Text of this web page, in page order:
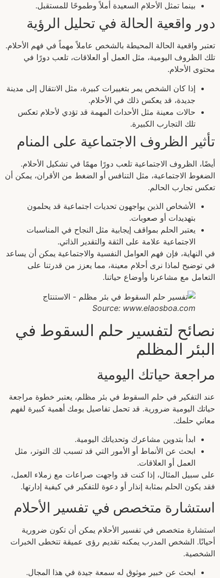
بينما تمثل الأحلام السعيدة أملاً وطموحًا للمستقبل.
دور واقعية الحالة في تحليل الرؤية
تعتبر واقعية الحالة المحيطة بالشخص عاملاً مهماً في فهم الأحلام.
تلك الظروف اليومية، مثل العمل أو العلاقات، تلعب دورًا في
محتوى الأحلام.
إذا كان الشخص يمر بتغييرات كبيرة، مثل الانتقال إلى مدينة
جديدة، قد يعكس ذلك في الأحلام.
حالات معينة مثل الأحداث المهمة قد تؤدي لأحلام تعكس
تلك التجارب الكبيرة.
تأثير الظروف الاجتماعية على المنام
أيضًا، الظروف الاجتماعية تلعب دورًا مهمًا في تشكيل الأحلام.
الضغوط الاجتماعية، مثل التنافس أو الضغط من الأقران، يمكن أن
تعكس تجارب الحالم.
الأشخاص الذين يواجهون تحديات اجتماعية قد يحلمون
بتهديدات أو صعوبات.
يعتبر الحلم بمواقف إيجابية مثل النجاح في المناسبات
الاجتماعية علامة على الثقة والتقدير الذاتي.
في النهاية، فإن فهم العوامل النفسية والاجتماعية يمكن أن يساعد
في توضيح لماذا نرى أحلام معينة، مما يعزز من قدرتنا على
التعامل مع مشاعرنا وأوضاع حياتنا.
Source: www.elaosboa.com
نصائح لتفسير حلم السقوط في
البئر المظلم
مراجعة حياتك اليومية
عند التفكير في حلم السقوط في بئر مظلم، يعتبر خطوة مراجعة
حياتك اليومية ضرورية. قد تحمل تفاصيل يومك أهمية كبيرة لفهم
معاني حلمك.
ابدأ بتدوين مشاعرك وتحدياتك اليومية.
ابحث عن الأنماط أو الأمور التي قد تسبب لك التوتر، مثل
العمل أو العلاقات.
على سبيل المثال، إذا كنت قد واجهت صراعات مع زملاء العمل،
فقد يكون الحلم بمثابة إنذار أو دعوة للتفكير في كيفية إدارتها.
استشارة متخصص في تفسير الأحلام
استشارة متخصص في تفسير الأحلام يمكن أن تكون ضرورية
أحيانًا. الشخص المدرب يمكنه تقديم رؤى عميقة تتخطى الخبرات
الشخصية.
ابحث عن خبير موثوق له سمعة جيدة في هذا المجال.